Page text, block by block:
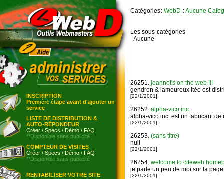
INSCRIPTION
Première étape avant d'ajouter un
service
LISTE DE DISTRIBUTION &
AUTO-RÉPONDEUR
Créer / Specs / Démo / FAQ
**Disponible sans publicité
COMPTEUR DE VISITES
Créer / Specs / Démo / FAQ
**Disponible sans publicité
RENTABILISER VOTRE SITE
Catégories: WebD : Aucune
Les sous-catégories
Aucune
26251. jeannot's on the web !!!
gendron & lamoureux ltée est
[22/1/2001]
26252. alpha-vico inc.
alpha-vico inc. est un fabricant
[22/1/2001]
26253. (sans titre)
null
[22/1/2001]
26254. welcome to citeweb
je parle un peu de moi sur la
[22/1/2001]